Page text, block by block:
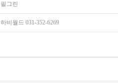
필그린
하비월드 031-352-6269